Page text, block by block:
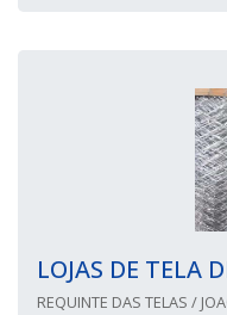
LOJAS DE TELA
REQUINTE DAS TELAS /